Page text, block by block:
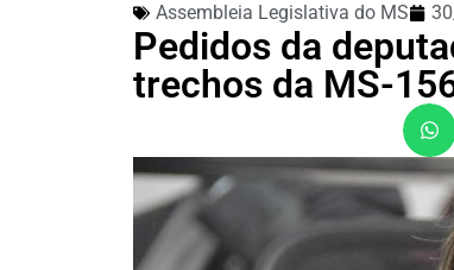
Assembleia Legislativa do MS
Pedidos da
trechos da MS-